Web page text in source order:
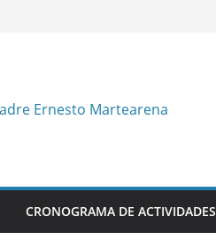
CRONOGRAMA DE ACTIVIDADES